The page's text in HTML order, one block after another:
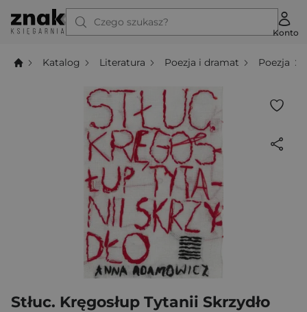
Czego szukasz?
Konto
Katalog Literatura Poezja i dramat Poezja
Stłuc. Kręgosłup Tytanii Skrzydło